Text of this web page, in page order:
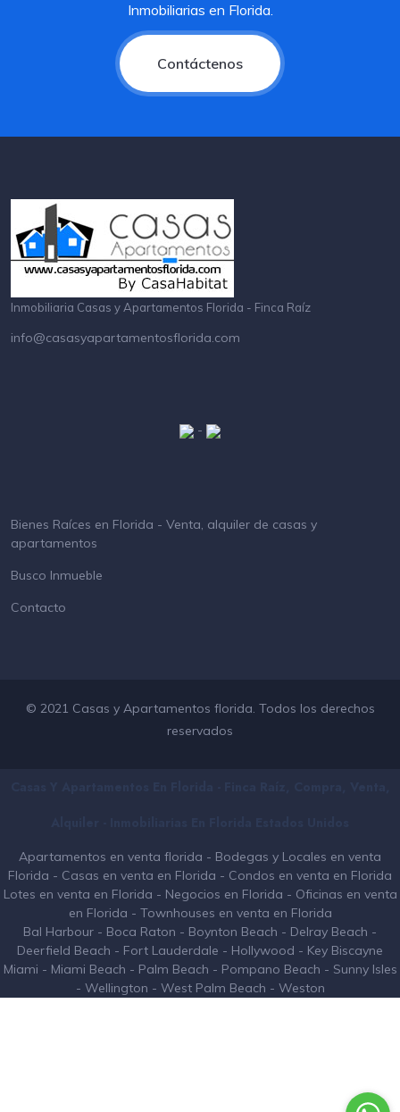
Inmobiliarias en Florida.
Contáctenos
Inmobiliaria Casas y Apartamentos Florida - Finca Raíz
info@casasyapartamentosflorida.com
-
Bienes Raíces en Florida - Venta, alquiler de casas y
apartamentos
Busco Inmueble
Contacto
© 2021 Casas y Apartamentos florida. Todos los derechos
reservados
Apartamentos en venta florida - Bodegas y Locales en venta
Florida - Casas en venta en Florida - Condos en venta en Florida
Lotes en venta en Florida - Negocios en Florida - Oficinas en venta
en Florida - Townhouses en venta en Florida
Bal Harbour - Boca Raton - Boynton Beach - Delray Beach -
Deerfield Beach - Fort Lauderdale - Hollywood - Key Biscayne
Miami - Miami Beach - Palm Beach - Pompano Beach - Sunny Isles
- Wellington - West Palm Beach - Weston